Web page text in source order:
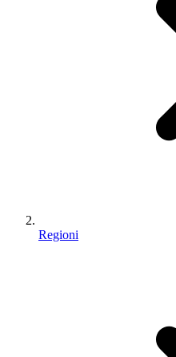
Regioni